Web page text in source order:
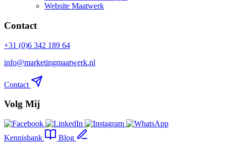
Website Maatwerk
Contact
+31 (0)6 342 189 64
info@marketingmaatwerk.nl
Contact
Volg Mij
Kennisbank
Blog